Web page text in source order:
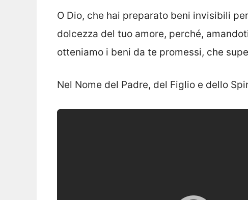
O Dio, che hai preparato beni invisibili
dolcezza del tuo amore, perché,
otteniamo i beni da te promessi, che
Nel Nome del Padre, del Figlio e dello